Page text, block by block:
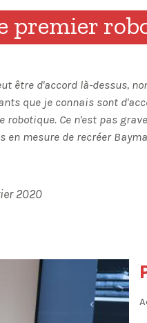
premier
être d'accord là-dessus,
que je connais sont
robotique. Ce n'est pas
en mesure de recréer
2020